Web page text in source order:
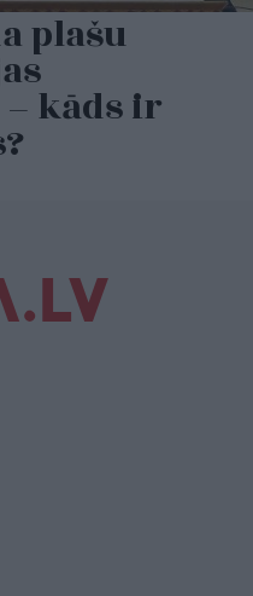
plašu
kāds ir